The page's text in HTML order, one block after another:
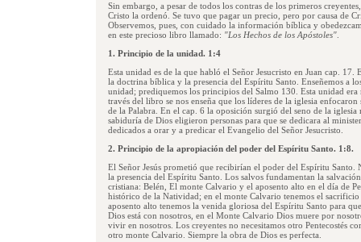
Sin embargo, a pesar de todos los contras de los primeros
Cristo la ordenó. Se tuvo que pagar un precio, pero por causa de
Observemos, pues, con cuidado la información bíblica y
en este precioso libro llamado: "Los Hechos de los Apóstoles".
1. Principio de la unidad. 1:4
Esta unidad es de la que habló el Señor Jesucristo en Juan cap. 17.
la doctrina bíblica y la presencia del Espíritu Santo. Enseñemos a
unidad; prediquemos los principios del Salmo 130. Esta unidad
través del libro se nos enseña que los líderes de la iglesia
de la Palabra. En el cap. 6 la oposición surgió del seno de la iglesia
sabiduría de Dios eligieron personas para que se dedicara al
dedicados a orar y a predicar el Evangelio del Señor Jesucristo.
2. Principio de la apropiación del poder del Espíritu Santo. 1:8.
El Señor Jesús prometió que recibirían el poder del Espíritu Santo.
la presencia del Espíritu Santo. Los salvos fundamentan la
cristiana: Belén, El monte Calvario y el aposento alto en el día de
histórico de la Natividad; en el monte Calvario tenemos el
aposento alto tenemos la venida gloriosa del Espíritu Santo para
Dios está con nosotros, en el Monte Calvario Dios muere por
vivir en nosotros. Los creyentes no necesitamos otro Pentecostés
otro monte Calvario. Siempre la obra de Dios es perfecta.